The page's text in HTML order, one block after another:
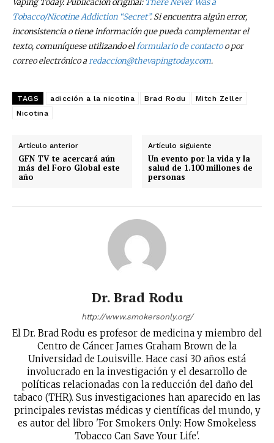
Vaping Today. Publicación original: There Never Was a
Tobacco/Nicotine Addiction “Secret”. Si encuentra algún error,
inconsistencia o tiene información que pueda complementar el
texto, comuníquese utilizando elformulario de contactoo por
correo electrónico aredaccion@thevapingtoday.com.
TAGS adicción a la nicotina Brad Rodu
Mitch Zeller
Nicotina
Artículo anterior
GFN TV te acercará aún
más del Foro Global este
año
Artículo siguiente
Un evento por la vida y la
salud de 1.100 millones de
personas
Dr. Brad Rodu
http://www.smokersonly.org/
El Dr. Brad Rodu es profesor de medicina y miembro del
Centro de Cáncer James Graham Brown de la
Universidad de Louisville. Hace casi 30 años está
involucrado en la investigación y el desarrollo de
políticas relacionadas con la reducción del daño del
tabaco (THR). Sus investigaciones han aparecido en las
principales revistas médicas y científicas del mundo, y
es autor del libro 'For Smokers Only: How Smokeless
Tobacco Can Save Your Life'.